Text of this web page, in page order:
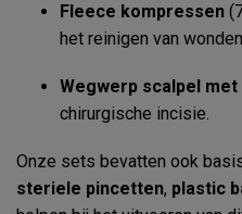
Fleece kompressen
het reinigen van
Wegwerp scalpel met
chirurgische incisie.
Onze sets bevatten ook
steriele pincetten, plastic